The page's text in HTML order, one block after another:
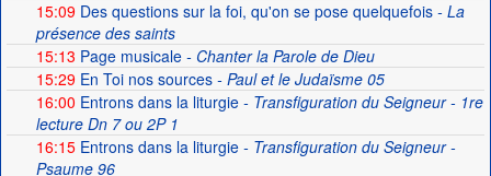
15:09Des questions sur la foi, qu'on se pose quelquefois- La
présence des saints
15:13 Page musicale- Chanter la Parole de Dieu
15:29En Toi nos sources- Paul et le Judaïsme 05
16:00 Entrons dans la liturgie- Transfiguration du Seigneur - 1re
lecture Dn 7 ou 2P 1
16:15Entrons dans la liturgie- Transfiguration du Seigneur -
Psaume 96